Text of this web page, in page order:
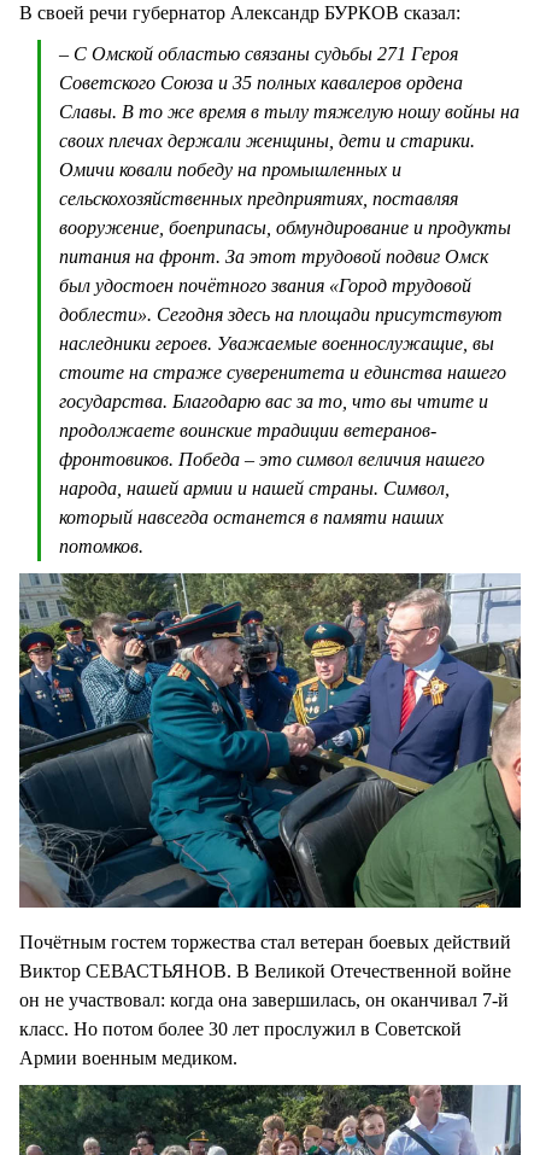
В своей речи губернатор Александр БУРКОВ сказал:
– С Омской областью связаны судьбы 271 Героя
Советского Союза и 35 полных кавалеров ордена
Славы. В то же время в тылу тяжелую ношу войны на
своих плечах держали женщины, дети и старики.
Омичи ковали победу на промышленных и
сельскохозяйственных предприятиях, поставляя
вооружение, боеприпасы, обмундирование и продукты
питания на фронт. За этот трудовой подвиг Омск
был удостоен почётного звания «Город трудовой
доблести». Сегодня здесь на площади присутствуют
наследники героев. Уважаемые военнослужащие, вы
стоите на страже суверенитета и единства нашего
государства. Благодарю вас за то, что вы чтите и
продолжаете воинские традиции ветеранов-
фронтовиков. Победа – это символ величия нашего
народа, нашей армии и нашей страны. Символ,
который навсегда останется в памяти наших
потомков.
Почётным гостем торжества стал ветеран боевых действий
Виктор СЕВАСТЬЯНОВ. В Великой Отечественной войне
он не участвовал: когда она завершилась, он оканчивал 7-й
класс. Но потом более 30 лет прослужил в Советской
Армии военным медиком.